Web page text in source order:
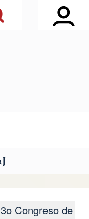
περιεχόμενο
Open Sidebar
Block
ενεργειών
Congreso de